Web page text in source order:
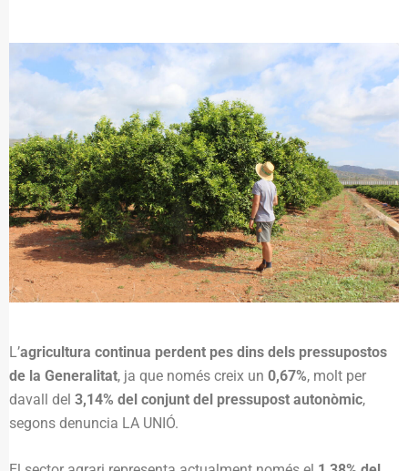
L’agricultura continua perdent pes dins dels pressupostos
de la Generalitat, ja que només creix un 0,67%, molt per
davall del 3,14% del conjunt del pressupost autonòmic,
segons denuncia LA UNIÓ.